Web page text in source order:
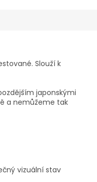
Slouží k
japonskými
a nemůžeme tak
vizuální stav